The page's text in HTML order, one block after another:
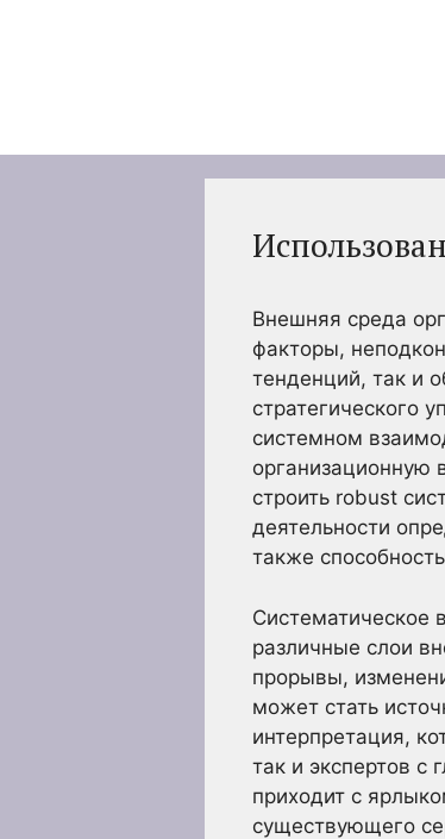
Внешняя среда
факторы,
тенденций, так и
стратегического
системном
организационную
строить robust
деятельности
также
Систематическое
различные слои
прорывы,
может стать
интерпретация,
так и экспертов
приходит с
существующего